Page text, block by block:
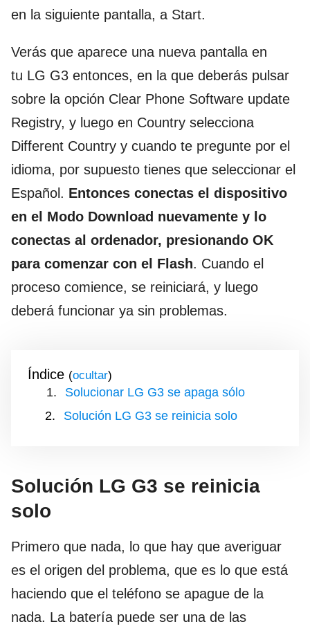
en la siguiente pantalla, a Start.
Verás que aparece una nueva pantalla en
tu LG G3 entonces, en la que deberás pulsar
sobre la opción Clear Phone Software update
Registry, y luego en Country selecciona
Different Country y cuando te pregunte por el
idioma, por supuesto tienes que seleccionar el
Español. Entonces conectas el dispositivo
en el Modo Download nuevamente y lo
conectas al ordenador, presionando OK
para comenzar con el Flash. Cuando el
proceso comience, se reiniciará, y luego
deberá funcionar ya sin problemas.
Índice ( )
Solucionar LG G3 se apaga sólo
Solución LG G3 se reinicia solo
Solución LG G3 se reinicia
solo
Primero que nada, lo que hay que averiguar
es el origen del problema, que es lo que está
haciendo que el teléfono se apague de la
nada. La batería puede ser una de las